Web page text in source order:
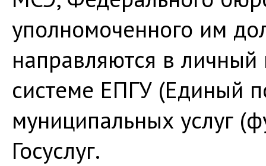
уполномоченного им
направляются в
системе ЕПГУ (Единый
муниципальных услуг
Госуслуг.